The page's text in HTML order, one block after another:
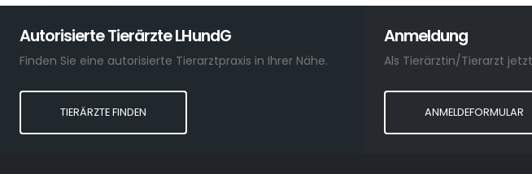
Autorisierte Tierärzte LHundG
Finden Sie eine autorisierte Tierarztpraxis in Ihrer Nähe.
TIERÄRZTE FINDEN
Anmeldung
ANMELDEFORMULAR